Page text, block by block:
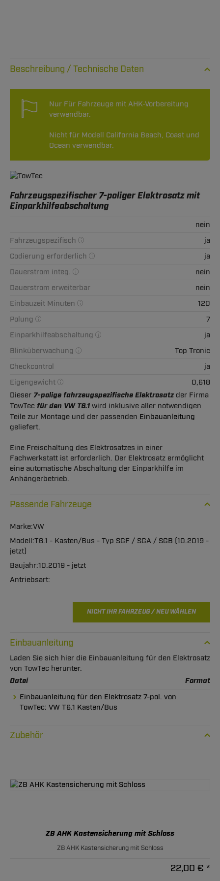
Technische Daten
Nur Für Fahrzeuge mit AHK-Vorbereitung
verwendbar.
Nicht für Modell California Beach, Coast und
Ocean verwendbar.
Fahrzeugspezifischer 7-poliger Elektrosatz mit
Einparkhilfeabschaltung
nein
Fahrzeugspezifisch
ja
Codierung erforderlich
ja
Dauerstrom integ.
nein
Dauerstrom erweiterbar
nein
Einbauzeit Minuten
120
Polung
7
Einparkhilfeabschaltung
ja
Blinküberwachung
Top Tronic
Checkcontrol
ja
Eigengewicht
0,618
Dieser 7-polige fahrzeugspezifische Elektrosatz der Firma
TowTec für den VW T6.1 wird inklusive aller notwendigen
Teile zur Montage und der passenden Einbauanleitung
geliefert.
Eine Freischaltung des Elektrosatzes in einer
Fachwerkstatt ist erforderlich. Der Elektrosatz ermöglicht
eine automatische Abschaltung der Einparkhilfe im
Anhängerbetrieb.
Passende Fahrzeuge
VW
T6.1 - Kasten/Bus - Typ SGF / SGA / SGB (10.2019 -
jetzt)
10.2019 - jetzt
NICHT IHR FAHRZEUG / NEU WÄHLEN
Einbauanleitung
Laden Sie sich hier die Einbauanleitung für den Elektrosatz
von TowTec herunter.
Datei Format
Einbauanleitung für den Elektrosatz 7-pol. von
TowTec: VW T6.1 Kasten/Bus
Zubehör
ZB AHK Kastensicherung mit Schloss
ZB AHK Kastensicherung mit Schloss
22,00 € *